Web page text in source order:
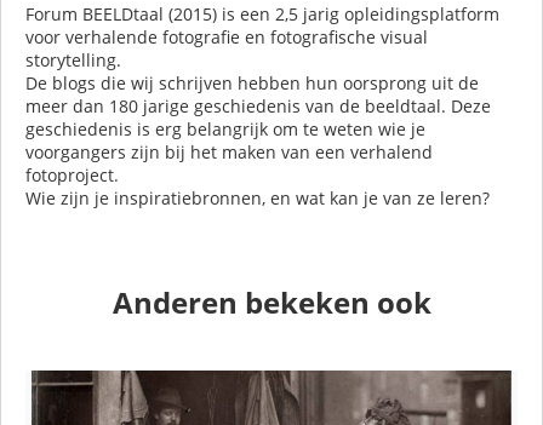
Forum BEELDtaal (2015) is een 2,5 jarig opleidingsplatform
voor verhalende fotografie en fotografische visual
storytelling.
De blogs die wij schrijven hebben hun oorsprong uit de
meer dan 180 jarige geschiedenis van de beeldtaal. Deze
geschiedenis is erg belangrijk om te weten wie je
voorgangers zijn bij het maken van een verhalend
fotoproject.
Wie zijn je inspiratiebronnen, en wat kan je van ze leren?
Anderen bekeken ook